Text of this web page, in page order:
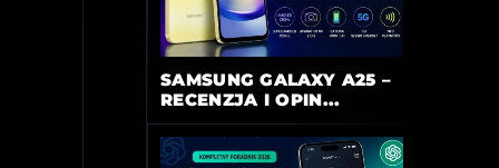
SAMSUNG GALAXY A25 –
RECENZJA I OPIN...